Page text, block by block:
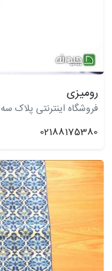
رومیزی
فروشگاه اینترنتی پلاک سه
02188175380